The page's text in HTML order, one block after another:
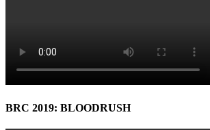
BRC 2019: BLOODRUSH